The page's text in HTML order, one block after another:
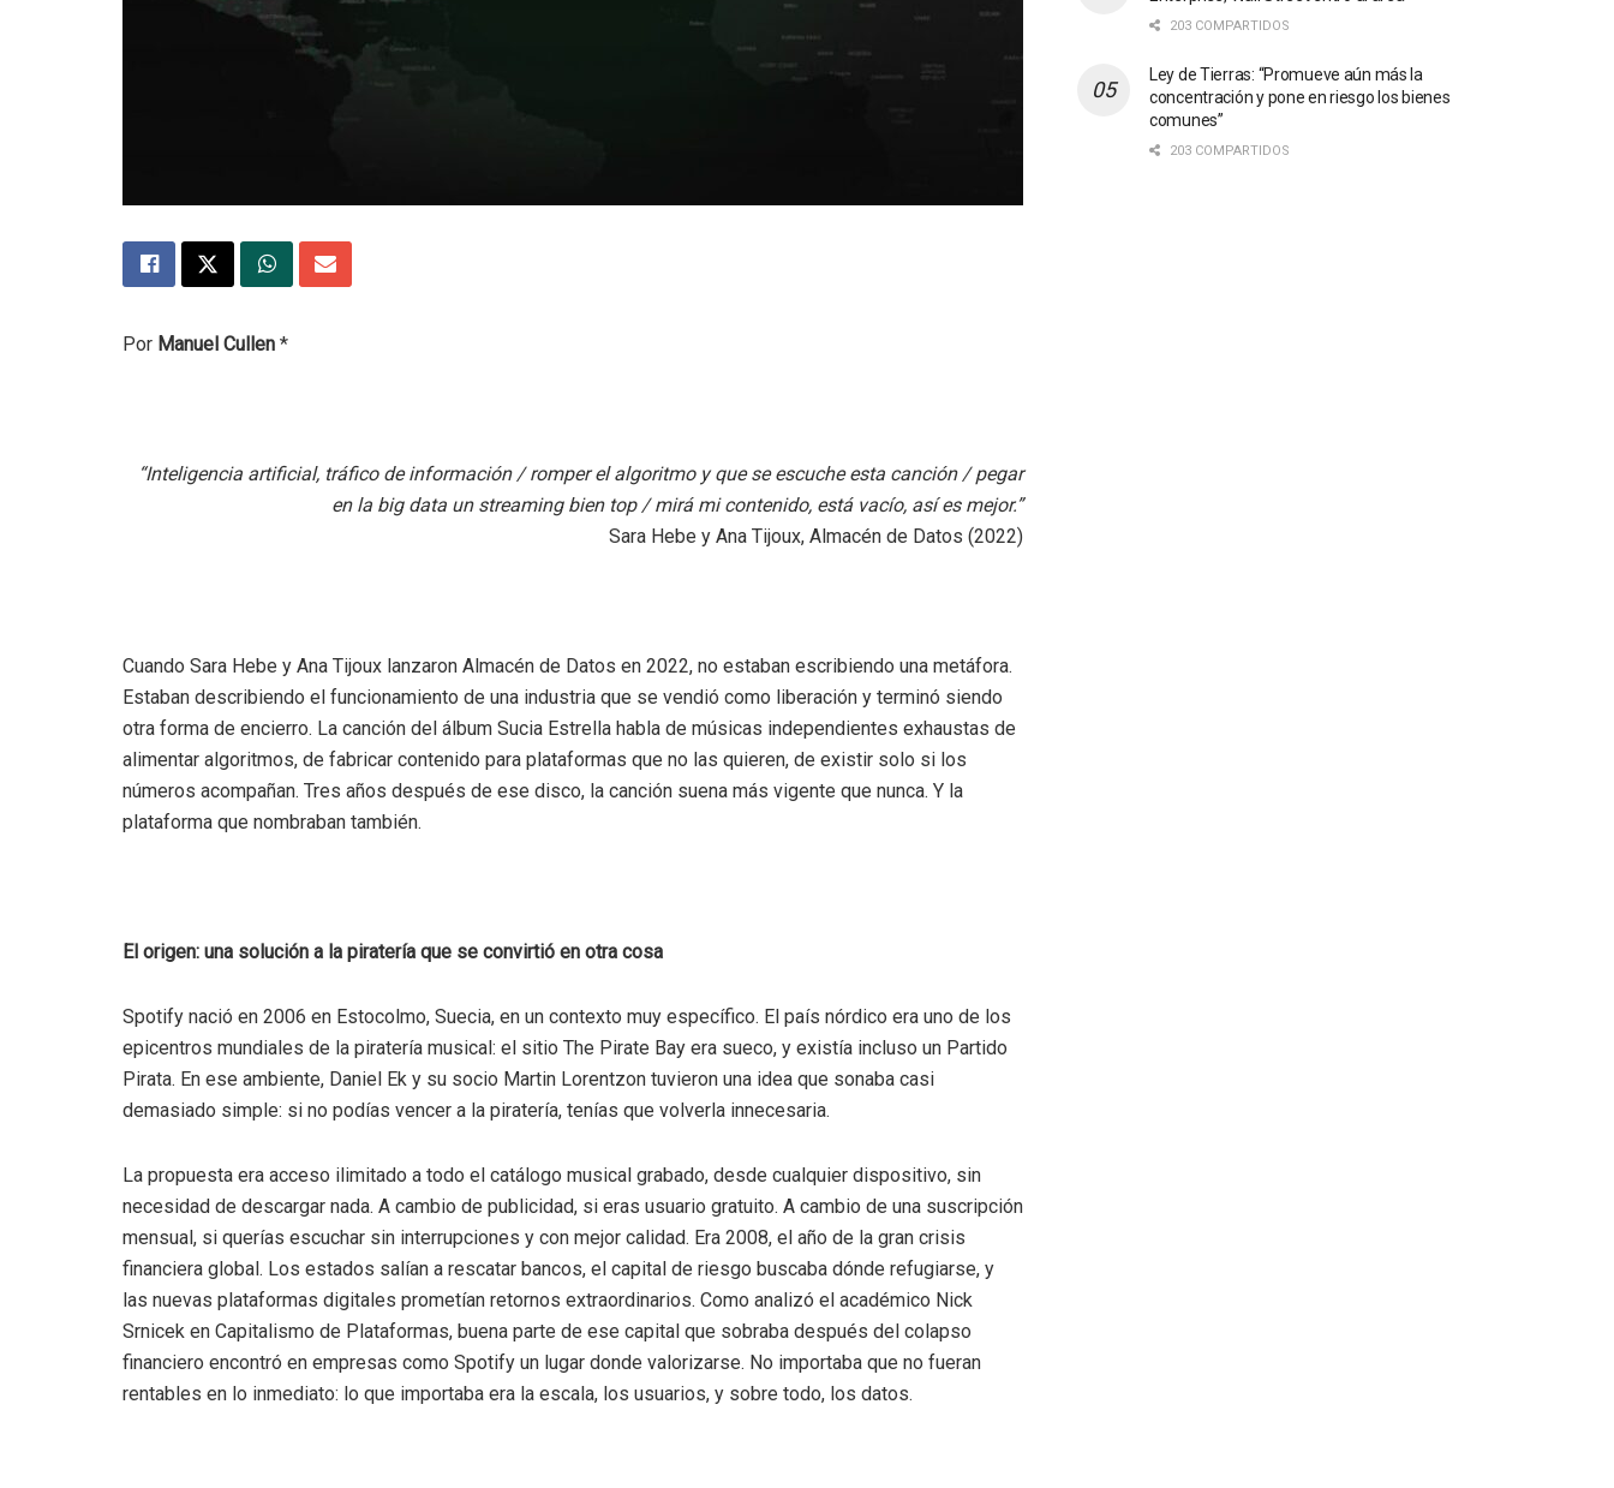
Por Manuel Cullen *
“Inteligencia artificial, tráfico de información / romper el algoritmo y que se escuche esta canción / pegar
en la big data un streaming bien top / mirá mi contenido, está vacío, así es mejor.”
Sara Hebe y Ana Tijoux, Almacén de Datos (2022)
Cuando Sara Hebe y Ana Tijoux lanzaron Almacén de Datos en 2022, no estaban escribiendo una metáfora.
Estaban describiendo el funcionamiento de una industria que se vendió como liberación y terminó siendo
otra forma de encierro. La canción del álbum Sucia Estrella habla de músicas independientes exhaustas de
alimentar algoritmos, de fabricar contenido para plataformas que no las quieren, de existir solo si los
números acompañan. Tres años después de ese disco, la canción suena más vigente que nunca. Y la
plataforma que nombraban también.
El origen: una solución a la piratería que se convirtió en otra cosa
Spotify nació en 2006 en Estocolmo, Suecia, en un contexto muy específico. El país nórdico era uno de los
epicentros mundiales de la piratería musical: el sitio The Pirate Bay era sueco, y existía incluso un Partido
Pirata. En ese ambiente, Daniel Ek y su socio Martin Lorentzon tuvieron una idea que sonaba casi
demasiado simple: si no podías vencer a la piratería, tenías que volverla innecesaria.
La propuesta era acceso ilimitado a todo el catálogo musical grabado, desde cualquier dispositivo, sin
necesidad de descargar nada. A cambio de publicidad, si eras usuario gratuito. A cambio de una suscripción
mensual, si querías escuchar sin interrupciones y con mejor calidad. Era 2008, el año de la gran crisis
financiera global. Los estados salían a rescatar bancos, el capital de riesgo buscaba dónde refugiarse, y
las nuevas plataformas digitales prometían retornos extraordinarios. Como analizó el académico Nick
Srnicek en Capitalismo de Plataformas, buena parte de ese capital que sobraba después del colapso
financiero encontró en empresas como Spotify un lugar donde valorizarse. No importaba que no fueran
rentables en lo inmediato: lo que importaba era la escala, los usuarios, y sobre todo, los datos.
203 COMPARTIDOS
Ley de Tierras: “Promueve aún más la
concentración y pone en riesgo los bienes
comunes”
203 COMPARTIDOS